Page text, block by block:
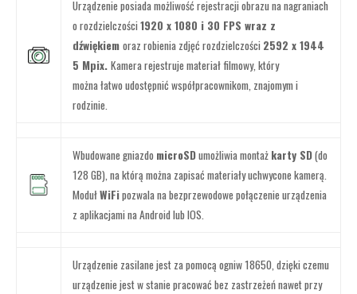
Urządzenie posiada możliwość rejestracji obrazu na nagraniach
o rozdzielczości 1920 x 1080 i 30 FPS wraz z
dźwiękiem oraz robienia zdjęć rozdzielczości 2592 x 1944
5 Mpix. Kamera rejestruje materiał filmowy, który
można łatwo udostępnić współpracownikom, znajomym i
rodzinie.
Wbudowane gniazdo microSDumożliwia montaż karty SD(do
128 GB), na którą można zapisać materiały uchwycone kamerą.
ModułWiFipozwala na bezprzewodowe połączenie urządzenia
z aplikacjami na Android lub IOS.
Urządzenie zasilane jest za pomocą ogniw 18650, dzięki czemu
urządzenie jest w stanie pracować bez zastrzeżeń nawet przy